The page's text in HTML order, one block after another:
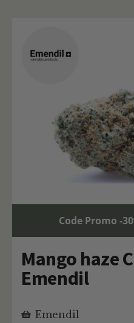
Code Promo -
Mango haze
Emendil
Emendil